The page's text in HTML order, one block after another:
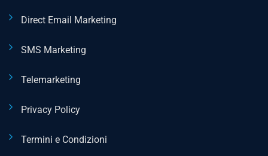
Direct Email Marketing
SMS Marketing
Telemarketing
Privacy Policy
Termini e Condizioni